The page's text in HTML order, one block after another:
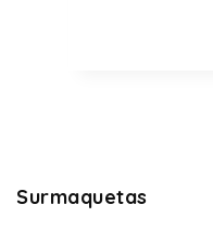
Surmaquetas